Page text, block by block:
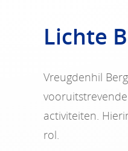
Lichte
Vreugdenhil
activiteiten.
rol.